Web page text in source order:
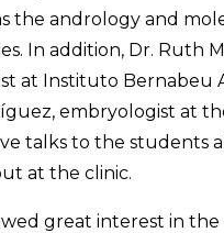
the andrology and
In addition, Dr. Ruth
at Instituto Bernabeu
embryologist at
talks to the students
at the clinic.
great interest in the